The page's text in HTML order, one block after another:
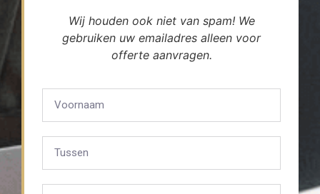
Wij houden ook niet van spam! We
gebruiken uw emailadres alleen voor
offerte aanvragen.